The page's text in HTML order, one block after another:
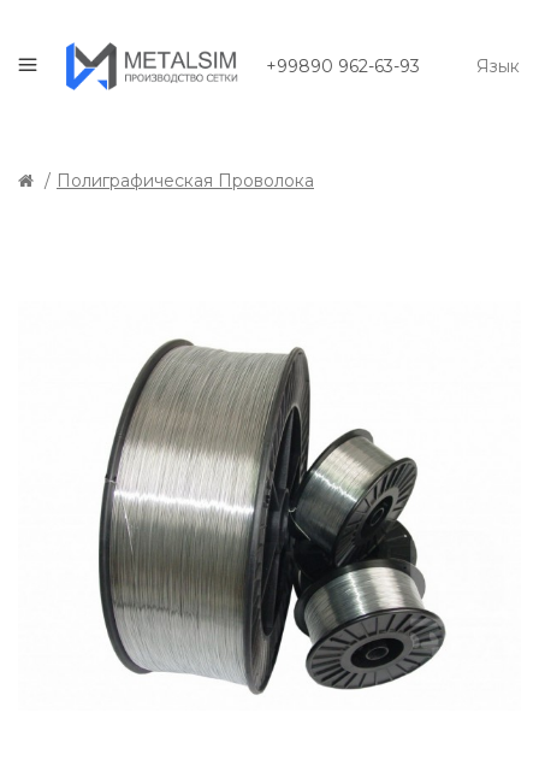
+99890 962-63-93 Язык
Полиграфическая Проволока